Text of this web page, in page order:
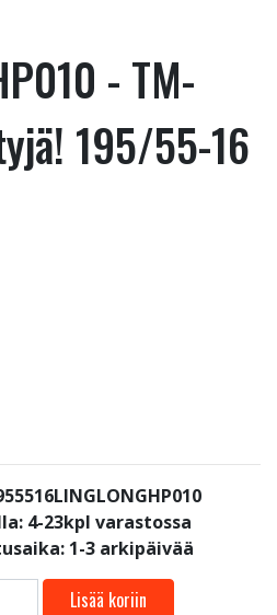
- TM-
195/55-16
4-23kpl varastossa
1-3 arkipäivää
Lisää koriin